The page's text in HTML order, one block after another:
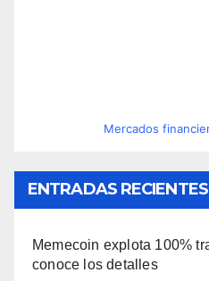
Mercados
ENTRADAS RECIENTES
Memecoin explota 100%
conoce los detalles